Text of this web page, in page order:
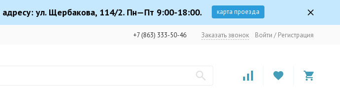
ул. Щербакова, 114/2. Пн—Пт 9:00-18:00. карта проезда
+7 (863) 333-50-46 Заказать звонок Войти / Регистрация